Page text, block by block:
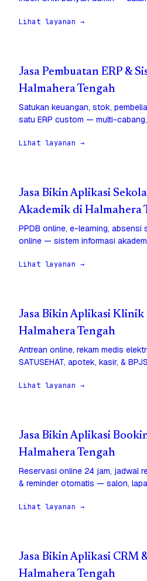
Lihat layanan →
Jasa Pembuatan ERP &
Halmahera Tengah
Satukan keuangan, stok,
satu ERP custom — multi-
Lihat layanan →
Jasa Bikin Aplikasi
Akademik di Halmahera
PPDB online, e-learning, absensi
online — sistem informasi
Lihat layanan →
Jasa Bikin Aplikasi Klinik
Halmahera Tengah
Antrean online, rekam medis
SATUSEHAT, apotek, kasir, &
Lihat layanan →
Jasa Bikin Aplikasi
Halmahera Tengah
Reservasi online 24 jam, jadwal
& reminder otomatis — salon,
Lihat layanan →
Jasa Bikin Aplikasi CRM
Halmahera Tengah